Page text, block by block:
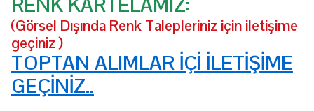
(Görsel Dışında Renk Talepleriniz için iletişime
geçiniz )
TOPTAN ALIMLAR İÇİ İLETİŞİME
GEÇİNİZ..